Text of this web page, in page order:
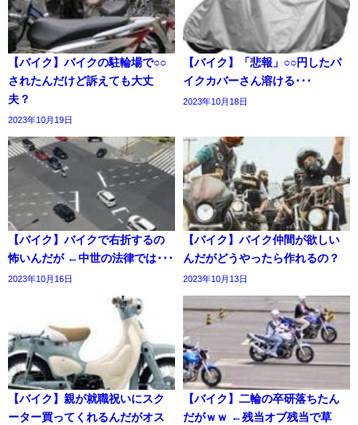
【バイク】バイクの駐輪場で○○
されたんだけど訴えても大丈
夫？
2023年10月19日
【バイク】「悲報」○○円したバ
イクカバーさん溶ける･･･
2023年10月18日
【バイク】バイクで右折するの
怖いんだが ←中世の法律では･･･
2023年10月16日
【バイク】バイク仲間が欲しい
んだがどうやったら作れるの？
2023年10月13日
【バイク】親が就職祝いにスク
ーター買ってくれるんだがオス
【バイク】二輪の卒研落ちたん
だがｗｗ ←残当オブ残当で草